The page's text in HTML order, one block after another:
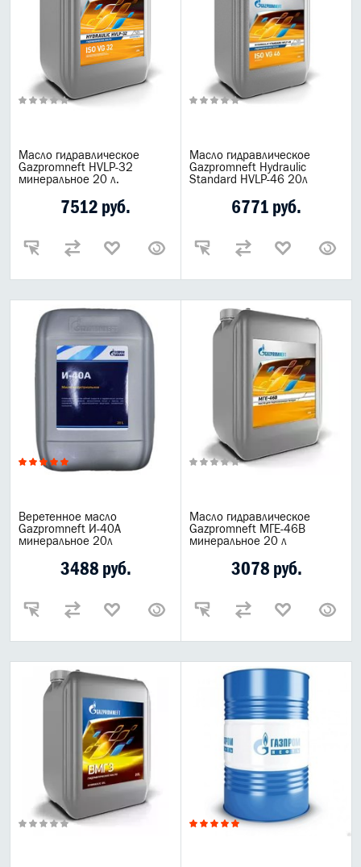
Масло гидравлическое
Gazpromneft HVLP-32
минеральное 20 л.
7512 руб.
Масло гидравлическое
Gazpromneft Hydraulic
Standard HVLP-46 20л
6771 руб.
Веретенное масло
Gazpromneft И-40А
минеральное 20л
3488 руб.
Масло гидравлическое
Gazpromneft МГЕ-46В
минеральное 20 л
3078 руб.